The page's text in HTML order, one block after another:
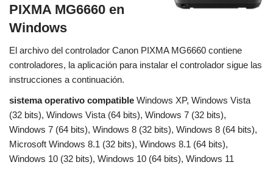
PIXMA MG6660 en
Windows
El archivo del controlador Canon PIXMA MG6660 contiene
controladores, la aplicación para instalar el controlador sigue las
instrucciones a continuación.
sistema operativo compatible Windows XP, Windows Vista
(32 bits), Windows Vista (64 bits), Windows 7 (32 bits),
Windows 7 (64 bits), Windows 8 (32 bits), Windows 8 (64 bits),
Microsoft Windows 8.1 (32 bits), Windows 8.1 (64 bits),
Windows 10 (32 bits), Windows 10 (64 bits), Windows 11